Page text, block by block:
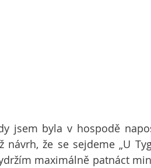
jsem byla v hospodě
návrh, že se sejdeme „U
maximálně patnáct